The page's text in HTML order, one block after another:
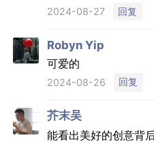
2024-08-27 回复
Robyn Yip
可爱的
2024-08-26 回复
芥末吴
能看出美好的创意背